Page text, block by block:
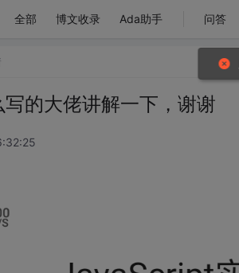
全部 博文收录 Ada助手 问答
的大佬讲解一下，谢谢